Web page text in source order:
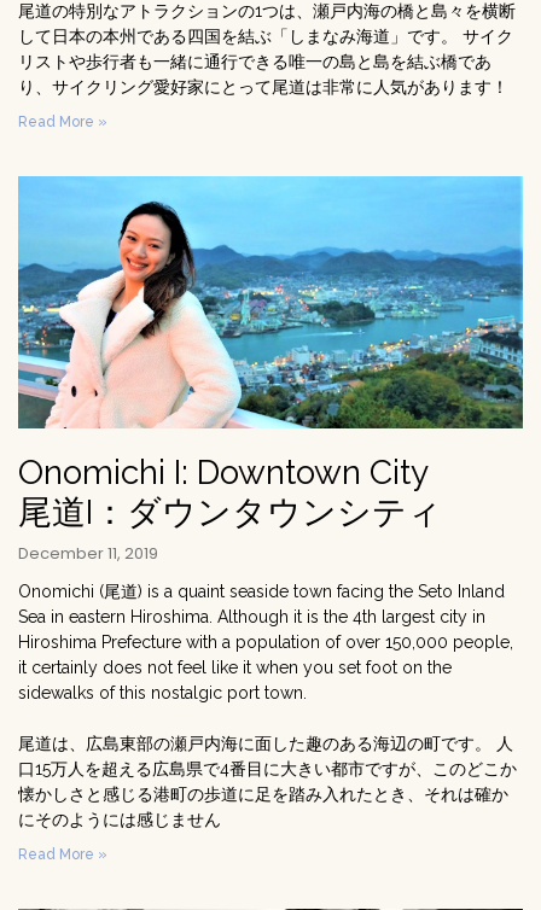
尾道の特別なアトラクションの1つは、瀬戸内海の橋と島々を横断
して日本の本州である四国を結ぶ「しまなみ海道」です。 サイク
リストや歩行者も一緒に通行できる唯一の島と島を結ぶ橋であ
り、サイクリング愛好家にとって尾道は非常に人気があります！
Read More »
Onomichi I: Downtown City
尾道I：ダウンタウンシティ
December 11, 2019
Onomichi (尾道) is a quaint seaside town facing the Seto Inland
Sea in eastern Hiroshima. Although it is the 4th largest city in
Hiroshima Prefecture with a population of over 150,000 people,
it certainly does not feel like it when you set foot on the
sidewalks of this nostalgic port town.
尾道は、広島東部の瀬戸内海に面した趣のある海辺の町です。 人
口15万人を超える広島県で4番目に大きい都市ですが、このどこか
懐かしさと感じる港町の歩道に足を踏み入れたとき、それは確か
にそのようには感じません
Read More »